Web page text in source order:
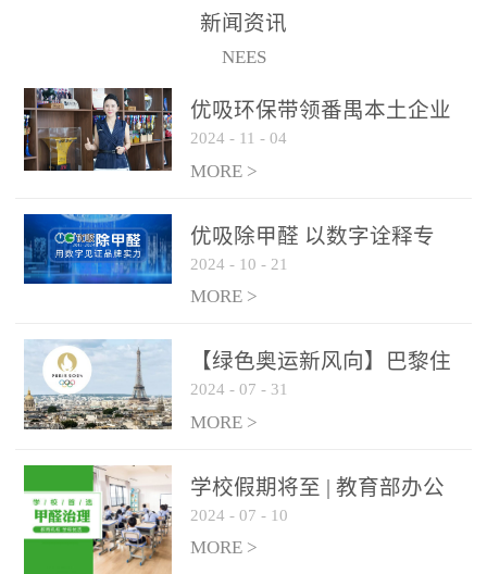
保施工日期：2020年1月珠
（及各出入境边防检查
新闻资讯
NEES
优吸环保带领番禺本​土企业
勇敢破局向“新”
2024 - 11 - 04
MORE >
优吸除甲醛 以数字诠释专
业，尽显除醛品牌实力！
2024 - 10 - 21
MORE >
【绿色奥运新风向】巴黎住
宿风波：优吸环保共建健康
绿色家居
2024 - 07 - 31
MORE >
学校假期将至 | 教育部办公
厅关于加强学校新建校舍室
内空气质量管理通知
2024 - 07 - 10
MORE >